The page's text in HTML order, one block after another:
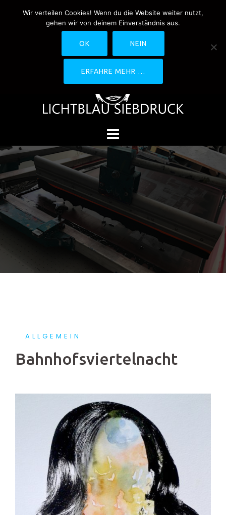
0170-4800361
drucken@lichtblau-
siebdruck.de
Schwedlerstraße 1 - 5 60314
ALLGEMEIN
Bahnhofsviertelnacht
Wir verteilen Cookies! Wenn du die Website weiter nutzt,
gehen wir von deinem Einverständnis aus.
OK NEIN
ERFAHRE MEHR …